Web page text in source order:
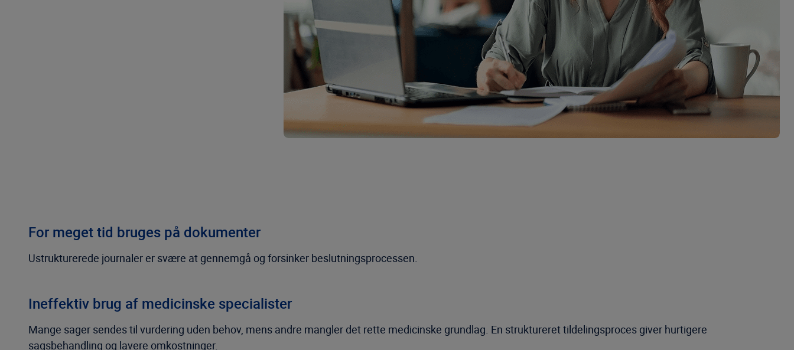
For meget tid bruges på dokumenter
Ustrukturerede journaler er svære at gennemgå og forsinker beslutningsprocessen.
Ineffektiv brug af medicinske specialister
Mange sager sendes til vurdering uden behov, mens andre mangler det rette medicinske grundlag. En struktureret tildelingsproces giver hurtigere
sagsbehandling og lavere omkostninger.